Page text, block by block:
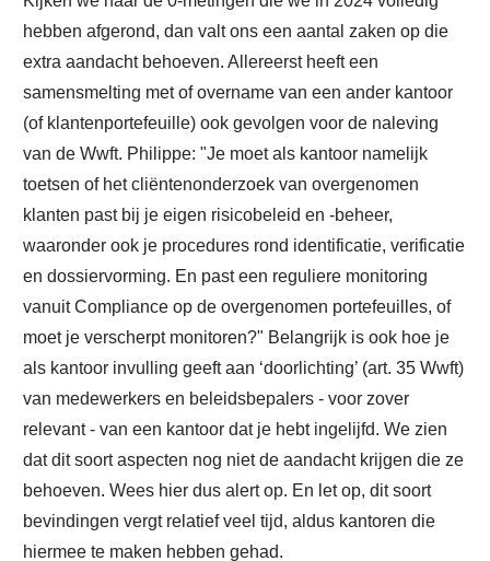
hebben afgerond, dan valt ons een aantal zaken op die
extra aandacht behoeven. Allereerst heeft een
samensmelting met of overname van een ander kantoor
(of klantenportefeuille) ook gevolgen voor de naleving
van de Wwft. Philippe: "Je moet als kantoor namelijk
toetsen of het cliëntenonderzoek van overgenomen
klanten past bij je eigen risicobeleid en -beheer,
waaronder ook je procedures rond identificatie, verificatie
en dossiervorming. En past een reguliere monitoring
vanuit Compliance op de overgenomen portefeuilles, of
moet je verscherpt monitoren?" Belangrijk is ook hoe je
als kantoor invulling geeft aan ‘doorlichting’ (art. 35 Wwft)
van medewerkers en beleidsbepalers - voor zover
relevant - van een kantoor dat je hebt ingelijfd. We zien
dat dit soort aspecten nog niet de aandacht krijgen die ze
behoeven. Wees hier dus alert op. En let op, dit soort
bevindingen vergt relatief veel tijd, aldus kantoren die
hiermee te maken hebben gehad.